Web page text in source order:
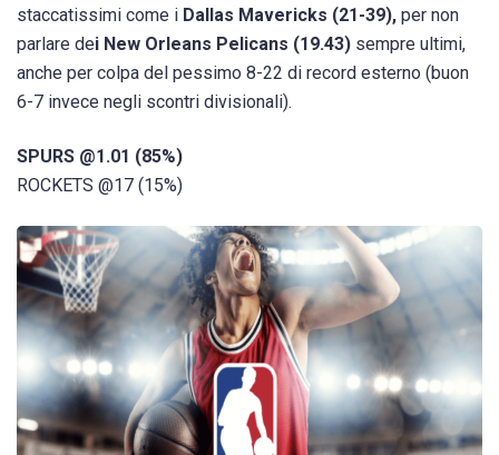
staccatissimi come i Dallas Mavericks (21-39), per non
parlare dei New Orleans Pelicans (19.43) sempre ultimi,
anche per colpa del pessimo 8-22 di record esterno (buon
6-7 invece negli scontri divisionali).
SPURS @1.01 (85%)
ROCKETS @17 (15%)